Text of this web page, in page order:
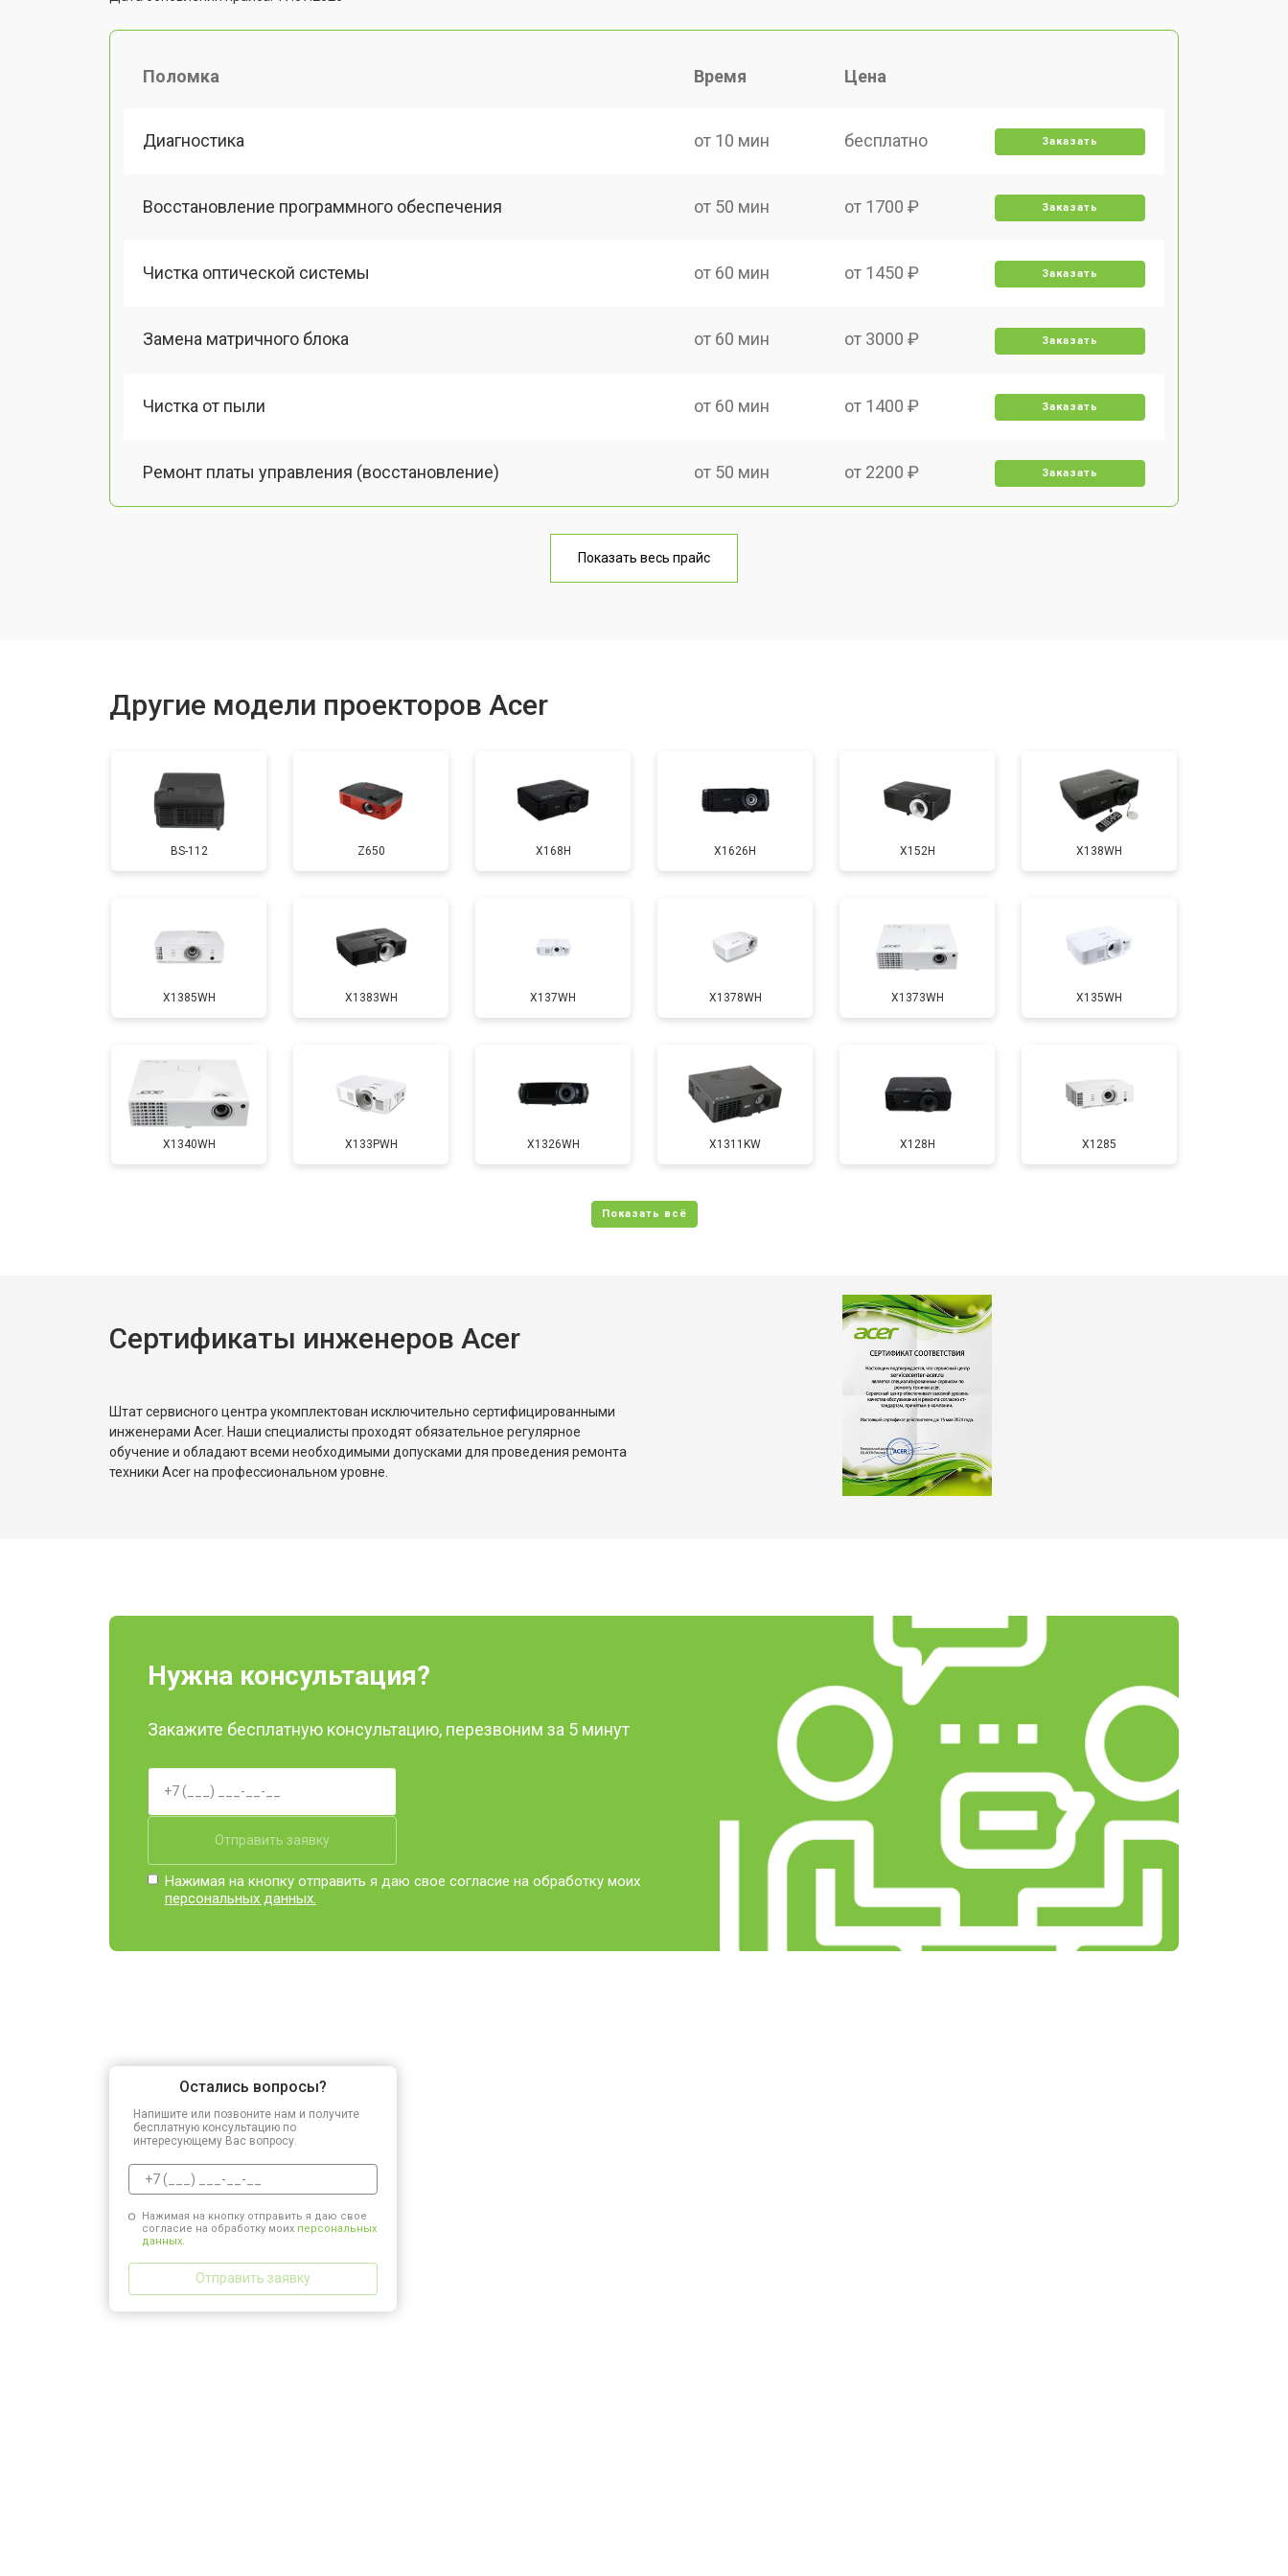
Поломка Время Цена
Диагностика от 10 мин бесплатно Заказать
Восстановление программного обеспечения от 50 мин от 1700 ₽ Заказать
Чистка оптической системы от 60 мин от 1450 ₽ Заказать
Замена матричного блока от 60 мин от 3000 ₽ Заказать
Чистка от пыли от 60 мин от 1400 ₽ Заказать
Ремонт платы управления (восстановление) от 50 мин от 2200 ₽ Заказать
от 60 мин
Ремонт блока питания от 70 мин от 2000 ₽ Заказать
Замена блока розжига от 50 мин от 1900 ₽ Заказать
Показать весь прайс
Другие модели проекторов Acer
BS-112 Z650 X168H X1626H X152H X138WH
X1385WH X1383WH X137WH X1378WH X1373WH X135WH
X1340WH X133PWH X1326WH X1311KW X128H X1285
Сертификаты инженеров Acer
Штат сервисного центра укомплектован исключительно сертифицированными
инженерами Acer. Наши специалисты проходят обязательное регулярное
обучение и обладают всеми необходимыми допусками для проведения ремонта
техники Acer на профессиональном уровне.
Нужна консультация?
Закажите бесплатную консультацию, перезвоним за 5 минут
Отправить заявку
Нажимая на кнопку отправить я даю свое согласие на обработку моих
персональных данных.
Остались вопросы?
Напишите или позвоните нам и получите
бесплатную консультацию по
интересующему Вас вопросу.
Нажимая на кнопку отправить я даю свое
согласие на обработку моих персональных
данных.
Отправить заявку